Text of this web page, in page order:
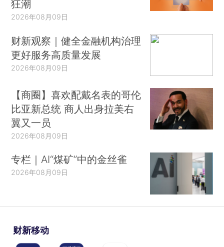
狂潮
2026年08月09日
财新观察｜健全金融机构治理
更好服务高质量发展
2026年08月09日
【商圈】喜欢配戴名表的哥伦
比亚新总统 商人出身拉美右
翼又一员
2026年08月09日
专栏｜AI“煤矿”中的金丝雀
2026年08月09日
财新移动